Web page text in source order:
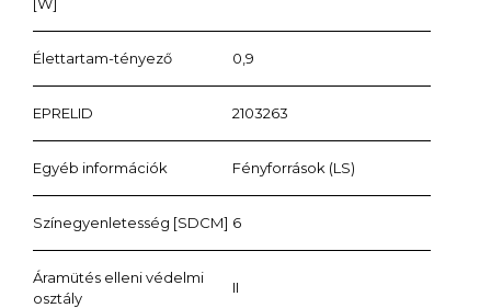
Élettartam-tényező 0,9
EPRELID 2103263
Egyéb információk Fényforrások (LS)
Színegyenletesség [SDCM] 6
Áramütés elleni védelmi
osztály
II